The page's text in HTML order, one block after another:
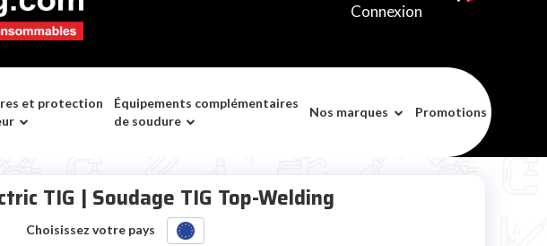
Connexion
et protection
Équipements complémentaires
de soudure
Nos marques Promotions
TIG | Soudage TIG Top-Welding
Choisissez votre pays